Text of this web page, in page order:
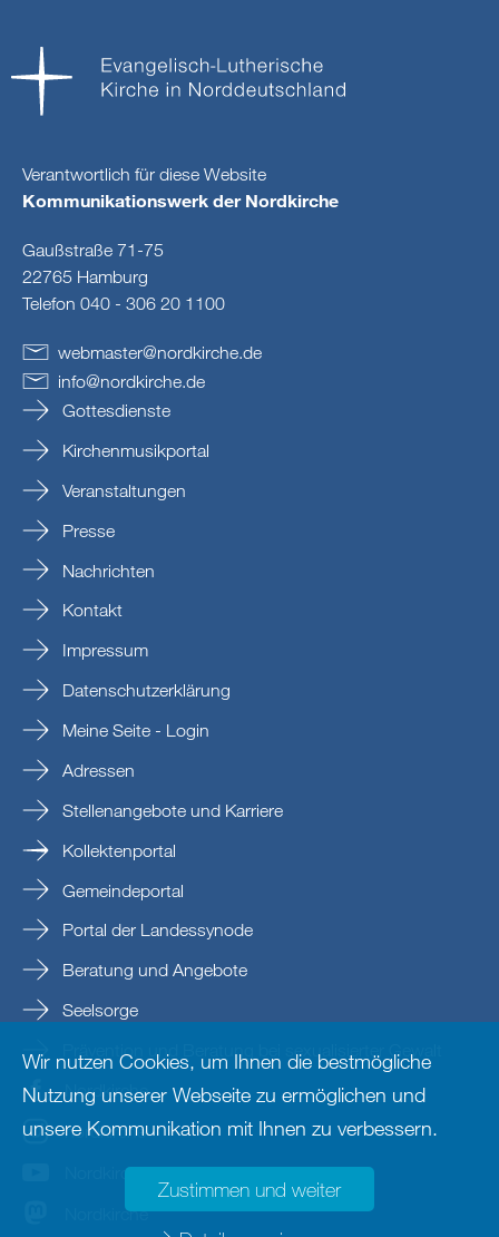
Verantwortlich für diese Website
Kommunikationswerk der Nordkirche
Gaußstraße 71-75
22765 Hamburg
Telefon 040 - 306 20 1100
webmaster@nordkirche.de
info@nordkirche.de
Gottesdienste
Kirchenmusikportal
Veranstaltungen
Presse
Nachrichten
Kontakt
Impressum
Datenschutzerklärung
Meine Seite - Login
Adressen
Stellenangebote und Karriere
Kollektenportal
Gemeindeportal
Portal der Landessynode
Beratung und Angebote
Seelsorge
Prävention und Beratung bei sexualisierter Gewalt
Nordkirche
nordkirche
Nordkirche
Nordkirche
Wir nutzen Cookies, um Ihnen die bestmögliche
Nutzung unserer Webseite zu ermöglichen und
unsere Kommunikation mit Ihnen zu verbessern.
Zustimmen und weiter